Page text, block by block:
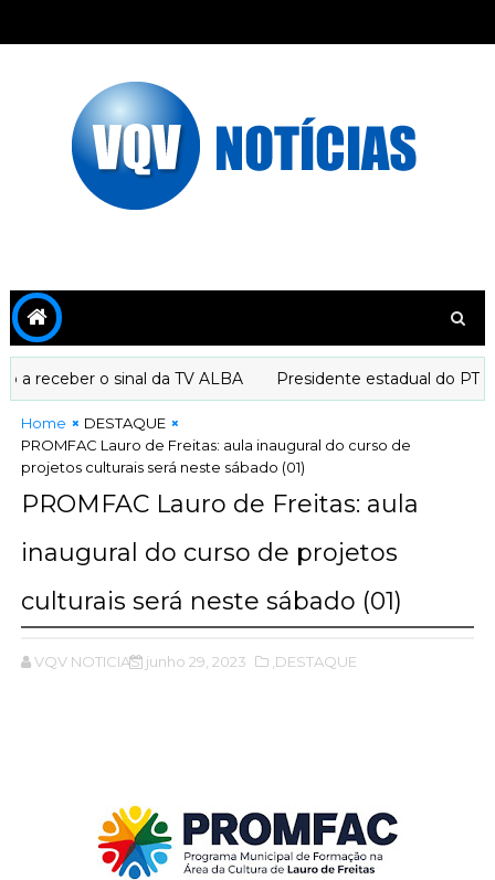
receber o sinal da TV ALBA Presidente estadual do PT
Home
DESTAQUE
PROMFAC Lauro de Freitas: aula inaugural do curso de
projetos culturais será neste sábado (01)
PROMFAC Lauro de Freitas: aula
inaugural do curso de projetos
culturais será neste sábado (01)
VQV NOTICIAS junho 29, 2023 ,DESTAQUE